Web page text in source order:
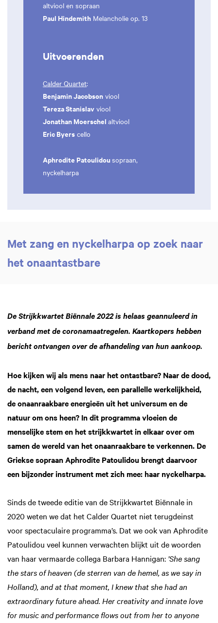
altviool en sopraan
Paul Hindemith Melancholie op. 13
Uitvoerenden
Calder Quartet:
Benjamin Jacobson viool
Tereza Stanislav viool
Jonathan Moerschel altviool
Eric Byers cello
Aphrodite Patoulidousopraan,
nyckelharpa
Met zang en nyckelharpa op zoek naar
het onaantastbare
De Strijkkwartet Biënnale 2022 is helaas geannuleerd in
verband met de coronamaatregelen. Kaartkopers hebben
bericht ontvangen over de afhandeling van hun aankoop.
Hoe kijken wij als mens naar het ontastbare? Naar de dood,
de nacht, een volgend leven, een parallelle werkelijkheid,
de onaanraakbare energieën uit het universum en de
natuur om ons heen? In dit programma vloeien de
menselijke stem en het strijkkwartet in elkaar over om
samen de wereld van het onaanraakbare te verkennen. De
Griekse sopraan Aphrodite Patoulidou brengt daarvoor
een bijzonder instrument met zich mee: haar nyckelharpa.
Sinds de tweede editie van de Strijkkwartet Biënnale in
2020 weten we dat het Calder Quartet niet terugdeinst
voor spectaculaire programma’s. Dat we ook van Aphrodite
Patoulidou veel kunnen verwachten blijkt uit de woorden
van haar vermaarde collega Barbara Hannigan: ’She sang
the stars of heaven (de sterren van de hemel, as we say in
Holland), and at that moment, I knew that she had an
extraordinary future ahead. Her creativity and innate love
for music and performance flows out from her to anyone